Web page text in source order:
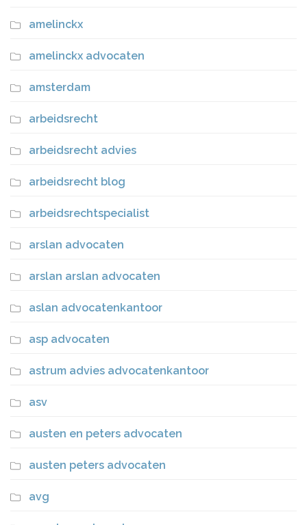
amelinckx
amelinckx advocaten
amsterdam
arbeidsrecht
arbeidsrecht advies
arbeidsrecht blog
arbeidsrechtspecialist
arslan advocaten
arslan arslan advocaten
aslan advocatenkantoor
asp advocaten
astrum advies advocatenkantoor
asv
austen en peters advocaten
austen peters advocaten
avg